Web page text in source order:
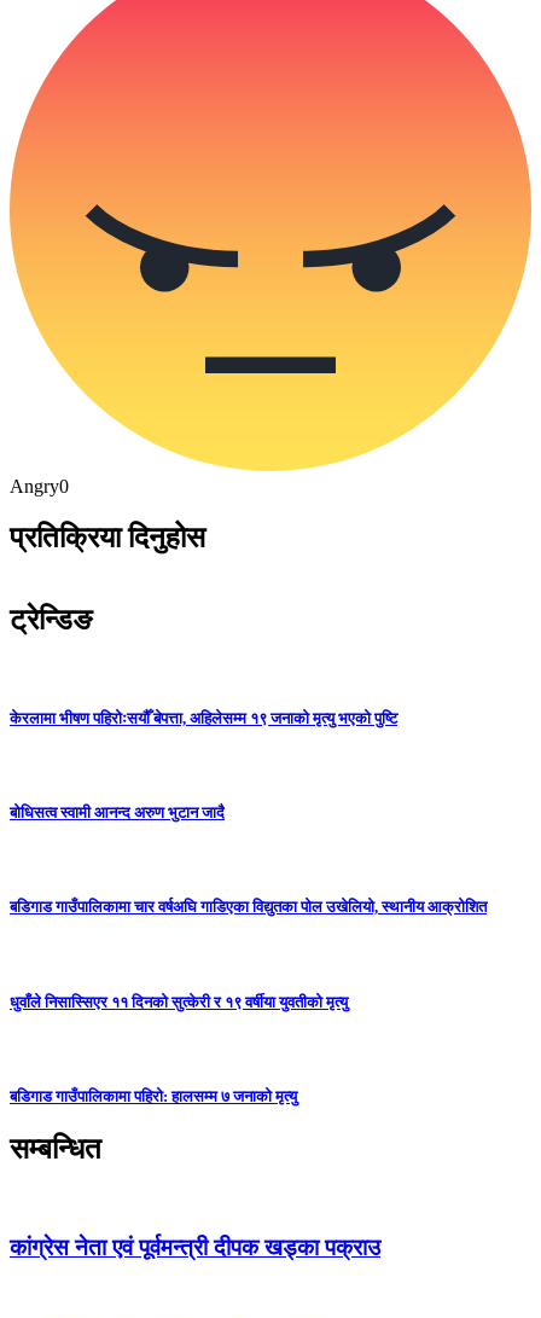
Angry0
प्रतिक्रिया दिनुहोस
ट्रेन्डिङ
केरलामा भीषण पहिरोःसयौँ बेपत्ता, अहिलेसम्म १९ जनाको मृत्यु भएको पुष्टि
बोधिसत्व स्वामी आनन्द अरुण भुटान जादै
बडिगाड गाउँपालिकामा चार वर्षअघि गाडिएका विद्युतका पोल उखेलियो, स्थानीय आक्रोशित
धुवाँले निसास्सिएर ११ दिनको सुत्केरी र १९ वर्षीया युवतीको मृत्यु
बडिगाड गाउँपालिकामा पहिरो: हालसम्म ७ जनाको मृत्यु
सम्बन्धित
कांग्रेस नेता एवं पूर्वमन्त्री दीपक खड्का पक्राउ